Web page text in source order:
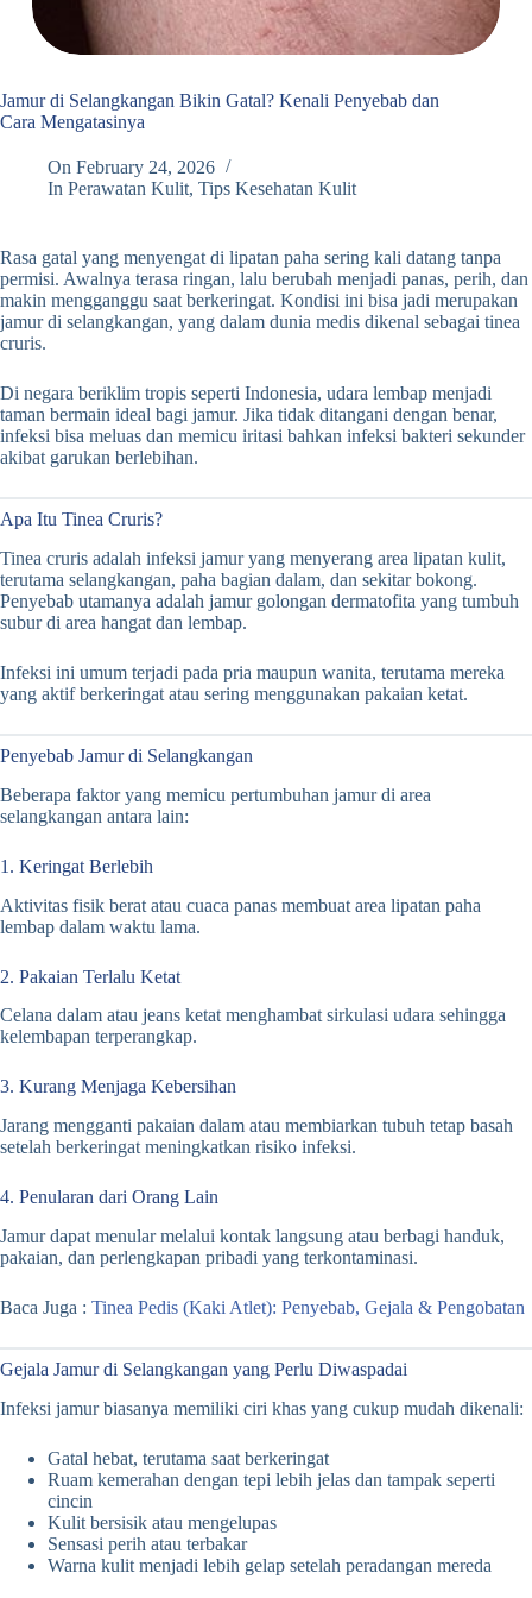
Jamur di Selangkangan Bikin Gatal? Kenali Penyebab dan
Cara Mengatasinya
On February 24, 2026
In Perawatan Kulit,Tips Kesehatan Kulit
Rasa gatal yang menyengat di lipatan paha sering kali datang tanpa
permisi. Awalnya terasa ringan, lalu berubah menjadi panas, perih, dan
makin mengganggu saat berkeringat. Kondisi ini bisa jadi merupakan
jamur di selangkangan, yang dalam dunia medis dikenal sebagai tinea
cruris.
Di negara beriklim tropis seperti Indonesia, udara lembap menjadi
taman bermain ideal bagi jamur. Jika tidak ditangani dengan benar,
infeksi bisa meluas dan memicu iritasi bahkan infeksi bakteri sekunder
akibat garukan berlebihan.
Apa Itu Tinea Cruris?
Tinea cruris adalah infeksi jamur yang menyerang area lipatan kulit,
terutama selangkangan, paha bagian dalam, dan sekitar bokong.
Penyebab utamanya adalah jamur golongan dermatofita yang tumbuh
subur di area hangat dan lembap.
Infeksi ini umum terjadi pada pria maupun wanita, terutama mereka
yang aktif berkeringat atau sering menggunakan pakaian ketat.
Penyebab Jamur di Selangkangan
Beberapa faktor yang memicu pertumbuhan jamur di area
selangkangan antara lain:
1. Keringat Berlebih
Aktivitas fisik berat atau cuaca panas membuat area lipatan paha
lembap dalam waktu lama.
2. Pakaian Terlalu Ketat
Celana dalam atau jeans ketat menghambat sirkulasi udara sehingga
kelembapan terperangkap.
3. Kurang Menjaga Kebersihan
Jarang mengganti pakaian dalam atau membiarkan tubuh tetap basah
setelah berkeringat meningkatkan risiko infeksi.
4. Penularan dari Orang Lain
Jamur dapat menular melalui kontak langsung atau berbagi handuk,
pakaian, dan perlengkapan pribadi yang terkontaminasi.
Baca Juga : Tinea Pedis (Kaki Atlet): Penyebab, Gejala & Pengobatan
Gejala Jamur di Selangkangan yang Perlu Diwaspadai
Infeksi jamur biasanya memiliki ciri khas yang cukup mudah dikenali:
Gatal hebat, terutama saat berkeringat
Ruam kemerahan dengan tepi lebih jelas dan tampak seperti
cincin
Kulit bersisik atau mengelupas
Sensasi perih atau terbakar
Warna kulit menjadi lebih gelap setelah peradangan mereda